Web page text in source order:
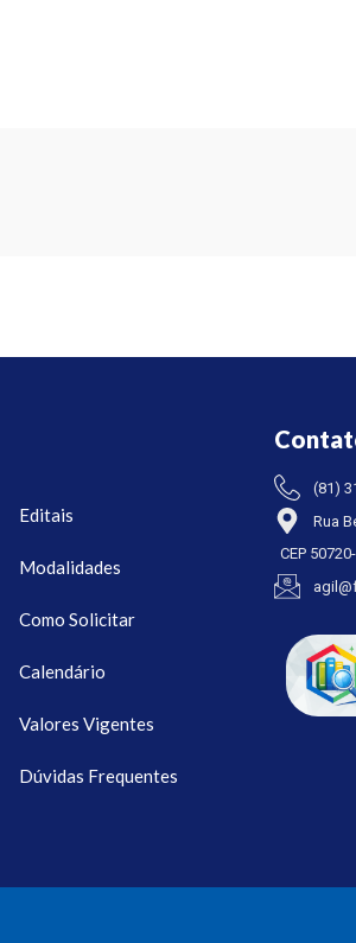
Editais
Modalidades
Como Solicitar
Calendário
Valores Vigentes
Dúvidas Frequentes
(81)
Rua
CEP